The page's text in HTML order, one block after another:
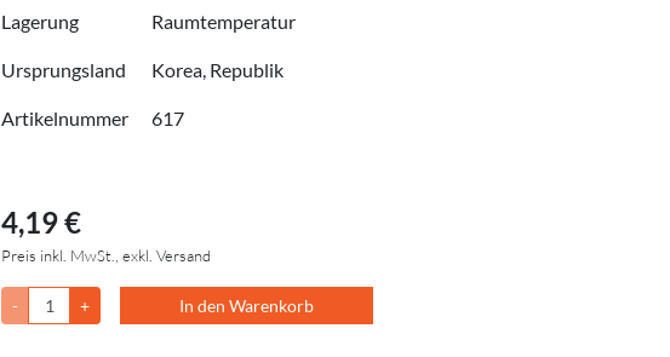
Lagerung
Raumtemperatur
Ursprungsland Korea, Republik
Artikelnummer 617
4,19 €
Preis inkl. MwSt., exkl. Versand
- + In den Warenkorb